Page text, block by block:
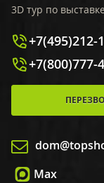
3D тур по
+7(495)212-
+7(800)777-
Max